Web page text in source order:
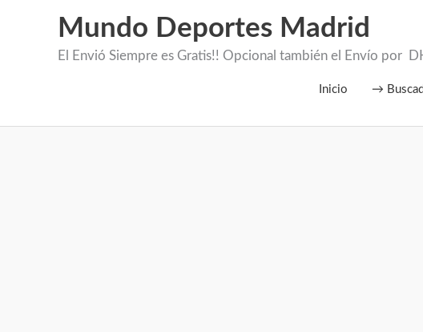
Mundo Deportes Madrid
El Envió Siempre es Gratis!! Opcional también el Envío por
Inicio →